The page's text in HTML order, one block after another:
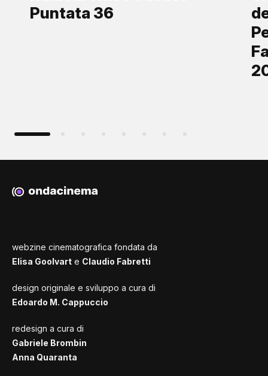
Puntata 36
webzine cinematografica fondata da
Elisa Goolvart e Claudio Fabretti
design originale e sviluppo a cura di
Edoardo M. Cappuccio
redesign a cura di
Gabriele Brombin
Anna Quaranta